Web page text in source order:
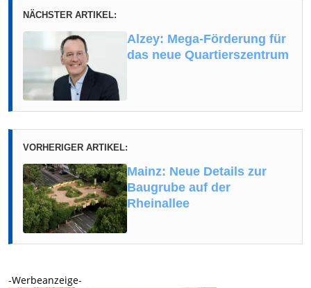
NÄCHSTER ARTIKEL:
Alzey: Mega-Förderung für
das neue Quartierszentrum
VORHERIGER ARTIKEL:
Mainz: Neue Details zur
Baugrube auf der
Rheinallee
-Werbeanzeige-